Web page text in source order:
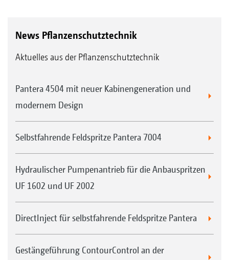
News Pflanzenschutztechnik
Aktuelles aus der Pflanzenschutztechnik
Pantera 4504 mit neuer Kabinengeneration und
modernem Design
Selbstfahrende Feldspritze Pantera 7004
Hydraulischer Pumpenantrieb für die Anbauspritzen
UF 1602 und UF 2002
DirectInject für selbstfahrende Feldspritze Pantera
Gestängeführung ContourControl an der